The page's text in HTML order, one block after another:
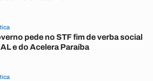
pede no STF fim de verba social
e do Acelera Paraíba